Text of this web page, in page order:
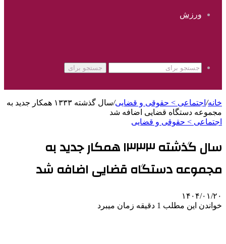
ورزش
جستجو برای
خانه/ اجتماعی > حقوقی و قضایی/
سال گذشته ۱۳۳۳ همکار جدید به
مجموعه دستگاه قضایی اضافه شد
اجتماعی > حقوقی و قضایی
سال گذشته ۱۳۳۳ همکار جدید به
مجموعه دستگاه قضایی اضافه شد
۱۴۰۴/۰۱/۲۰
خواندن این مطلب 1 دقیقه زمان میبرد